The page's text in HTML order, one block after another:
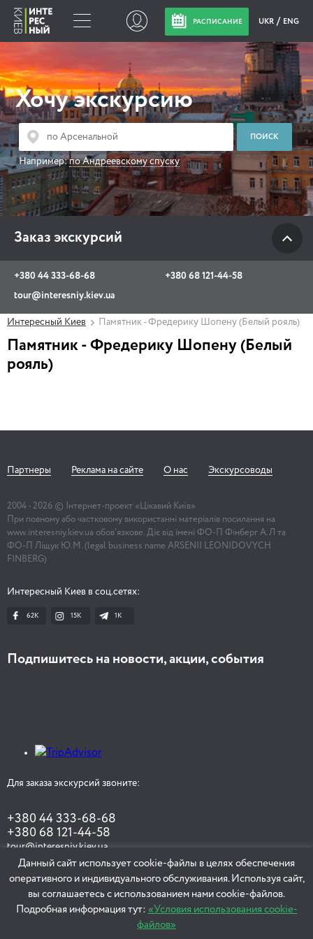
РАСПИСАНИЕ UKR ENG
Хочу экскурсию
Например:по Андреевскому спуску
Заказ экскурсий
+380 44 333-68-68
+380 68 121-44-58
tour@interesniy.kiev.ua
Заказ экскурсий
+380 44 333-68-68
+380 68 121-44-58
tour@interesniy.kiev.ua
с 10.00 до 19:30 ежедневно
Интересный Киев Памятник - Фредерику Шопену (Белый рояль)
Памятник - Фредерику Шопену (Белый
рояль)
Партнеры Реклама на сайте О нас Экскурсоводы
2004 - 2026 © Інтернет-проект «Цікавий Київ»
При повному або частковому використанні матеріалів посилання на
www.interesniy.kiev.ua обов'язкове. Діє від імені ФО-П Фінберг А.Л та
ФО-П Ліщук Ю.М. (legal business name ARSENII LEONIDOVYCH
FINBERG)
Интересный Киев в соц.сетях:
62K 15K 1К
Подпишитесь на новости, акции, события
Для заказа экскурсий звоните:
+380 44 333-68-68
+380 68 121-44-58
tour@interesniy.kiev.ua
ЗАКАЗАТЬ ЭКСКУРСИЮ
Данный сайт использует cookie-файлы в целях обеспечения
оперативного и индивидуального обслуживания. Используя сайт,
вы соглашаетесь с использованием нами cookie-файлов.
Подробная информация тут: «Условия использования cookie-
файлов»